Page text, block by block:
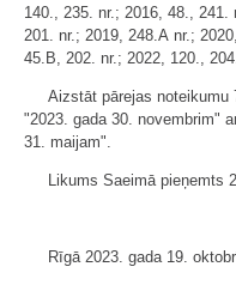
140., 235. nr.; 2016, 48.,
201. nr.; 2019, 248.A nr.;
45.B, 202. nr.; 2022, 120.,
Aizstāt pārejas noteikumu
"2023. gada 30. novembrim"
31. maijam".
Likums Saeimā pieņemts
Rīgā 2023. gada 19.